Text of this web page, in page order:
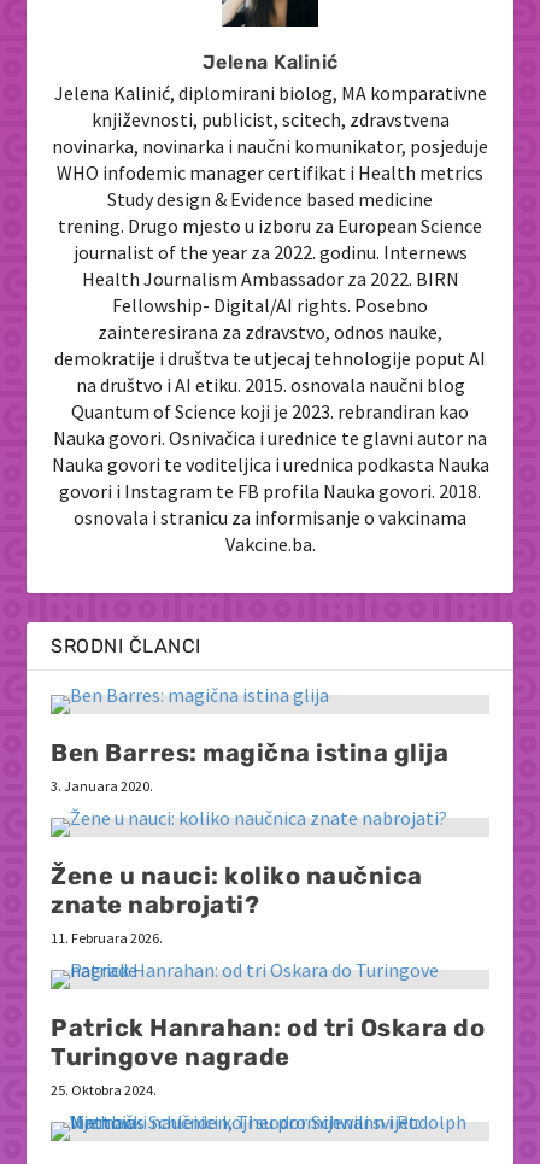
Jelena Kalinić
Jelena Kalinić, diplomirani biolog, MA komparativne
književnosti, publicist, scitech, zdravstvena
novinarka, novinarka i naučni komunikator, posjeduje
WHO infodemic manager certifikat i Health metrics
Study design & Evidence based medicine
trening. Drugo mjesto u izboru za European Science
journalist of the year za 2022. godinu. Internews
Health Journalism Ambassador za 2022. BIRN
Fellowship- Digital/AI rights. Posebno
zainteresirana za zdravstvo, odnos nauke,
demokratije i društva te utjecaj tehnologije poput AI
na društvo i AI etiku. 2015. osnovala naučni blog
Quantum of Science koji je 2023. rebrandiran kao
Nauka govori. Osnivačica i urednice te glavni autor na
Nauka govori te voditeljica i urednica podkasta Nauka
govori i Instagram te FB profila Nauka govori. 2018.
osnovala i stranicu za informisanje o vakcinama
Vakcine.ba.
SRODNI ČLANCI
Ben Barres: magična istina glija
3. Januara 2020.
Žene u nauci: koliko naučnica
znate nabrojati?
11. Februara 2026.
Patrick Hanrahan: od tri Oskara do
Turingove nagrade
25. Oktobra 2024.